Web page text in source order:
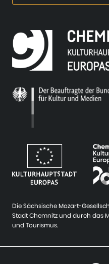
Die Sächsische Mozart-
Stadt Chemnitz und durch das
und Tourismus.